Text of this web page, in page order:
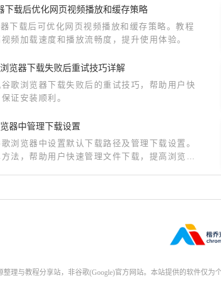
下载后优化网页视频播放和缓存策略
下载后可优化网页视频播放和缓存策略。教程
频加载速度和播放流畅度，提升使用体验。
览器下载失败后重试技巧详解
歌浏览器下载失败后的重试技巧，帮助用户快
证安装顺利。
器中管理下载设置
浏览器中设置默认下载路径及管理下载设置。
法，帮助用户快速管理文件下载，提高浏览效
理与教程分享站，非谷歌(Google)官方网站。本站提供的软件仅为